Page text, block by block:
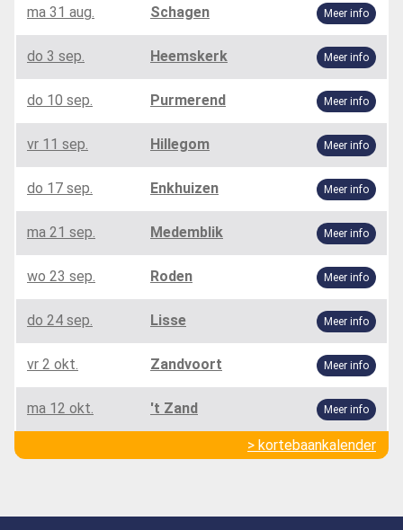
ma 31 aug. Schagen Meer info
do 3 sep. Heemskerk Meer info
do 10 sep. Purmerend Meer info
vr 11 sep. Hillegom Meer info
do 17 sep. Enkhuizen Meer info
ma 21 sep. Medemblik Meer info
wo 23 sep. Roden Meer info
do 24 sep. Lisse Meer info
vr 2 okt. Zandvoort Meer info
ma 12 okt. 't Zand Meer info
> kortebaankalender